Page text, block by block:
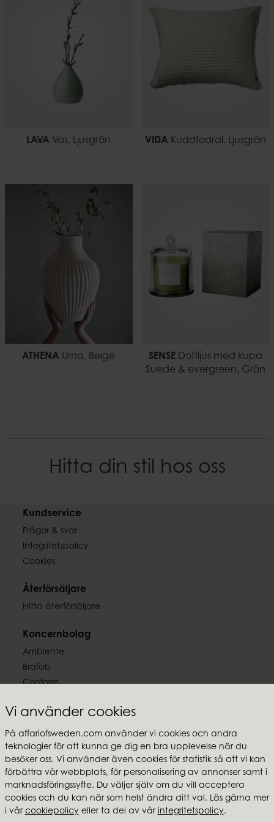
Vi använder cookies
På affariofsweden.com använder vi cookies och andra
teknologier för att kunna ge dig en bra upplevelse när du
besöker oss. Vi använder även cookies för statistik så att vi kan
förbättra vår webbplats, för personalisering av annonser samt i
marknadsföringssyfte. Du väljer själv om du vill acceptera
cookies och du kan när som helst ändra ditt val. Läs gärna mer
i vår cookiepolicyeller ta del av vår integritetspolicy.
7332793180441
LAVA Vas, Ljusgrön VIDA Kuddfodral, Ljusgrön
ATHENA Urna, Beige SENSE Doftljus med kupa
Suede & evergreen, Grön
Hitta din stil hos oss
Kundservice
Frågor & svar
Integritetspolicy
Cookies
Återförsäljare
Hitta återförsäljare
Koncernbolag
Ambiente
Brafab
Conform
MTI
Följ oss
Affari of Sweden